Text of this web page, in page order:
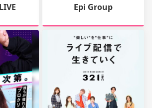
Epi Group